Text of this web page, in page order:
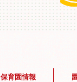
保育園情報